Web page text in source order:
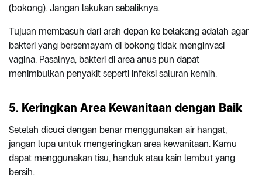
(bokong). Jangan lakukan sebaliknya.
Tujuan membasuh dari arah depan ke belakang adalah agar
bakteri yang bersemayam di bokong tidak menginvasi
vagina. Pasalnya, bakteri di area anus pun dapat
menimbulkan penyakit seperti infeksi saluran kemih.
5. Keringkan Area Kewanitaan dengan Baik
Setelah dicuci dengan benar menggunakan air hangat,
jangan lupa untuk mengeringkan area kewanitaan. Kamu
dapat menggunakan tisu, handuk atau kain lembut yang
bersih.